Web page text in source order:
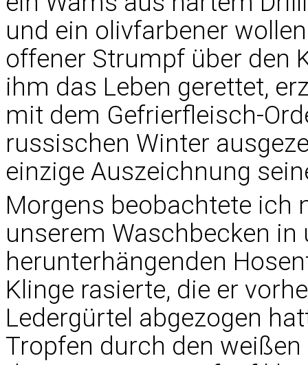
und ein olivfarbener
offener Strumpf über den
ihm das Leben gerettet,
mit dem Gefrierfleisch-
russischen Winter
einzige Auszeichnung
Morgens beobachtete ich
unserem Waschbecken
herunterhängenden
Klinge rasierte, die er
Ledergürtel abgezogen
Tropfen durch den